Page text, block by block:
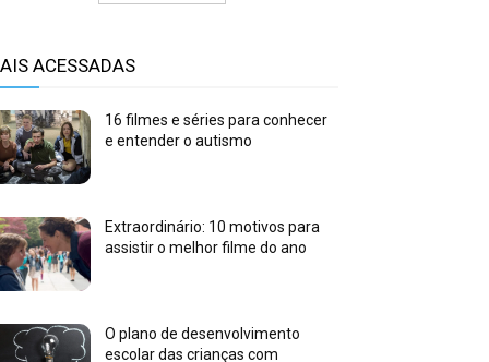
ACESSADAS
16 filmes e séries para conhecer
e entender o autismo
Extraordinário: 10 motivos para
assistir o melhor filme do ano
O plano de desenvolvimento
escolar das crianças com